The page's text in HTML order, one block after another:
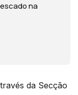
na
da Secção